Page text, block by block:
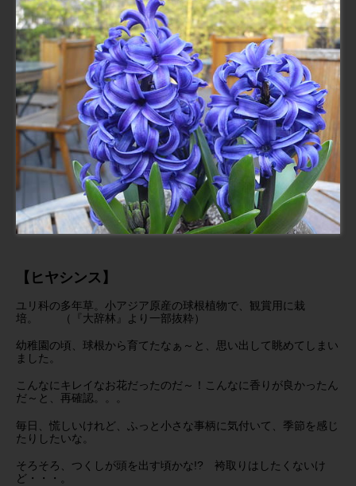
【ヒヤシンス】
ユリ科の多年草。小アジア原産の球根植物で、観賞用に栽
培。 （『大辞林』より一部抜粋）
幼稚園の頃、球根から育てたなぁ～と、思い出して眺めてしまい
ました。
こんなにキレイなお花だったのだ～！こんなに香りが良かったん
だ～と、再確認。。。
毎日、慌しいけれど、ふっと小さな事柄に気付いて、季節を感じ
たりしたいな。
そろそろ、つくしが頭を出す頃かな!? 袴取りはしたくないけ
ど・・・。